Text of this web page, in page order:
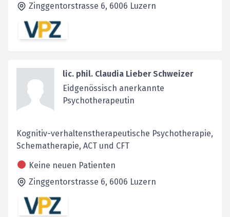
Zinggentorstrasse 6, 6006 Luzern
lic. phil. Claudia Lieber Schweizer
Eidgenössisch anerkannte
Psychotherapeutin
Kognitiv-verhaltenstherapeutische Psychotherapie,
Schematherapie, ACT und CFT
Keine neuen Patienten
Zinggentorstrasse 6, 6006 Luzern